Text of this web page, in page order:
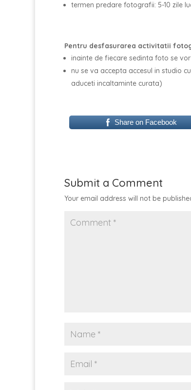
termen predare fotografii: 5-10 zile
Pentru desfasurarea activitatii
inainte de fiecare sedinta foto se
nu se va accepta accesul in studio
aduceti incaltaminte curata)
Share on Facebook
Submit a Comment
Your email address will not be